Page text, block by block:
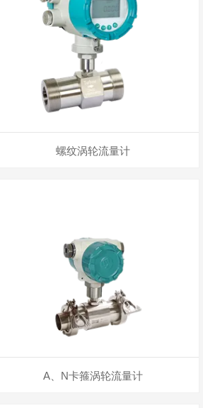
螺纹涡轮流量计
A、N卡箍涡轮流量计